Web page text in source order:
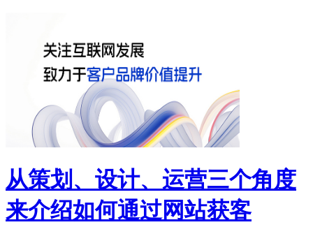
从策划、设计、运营三个角度
来介绍如何通过网站获客